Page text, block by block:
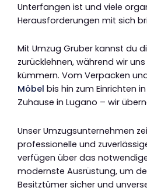
Unterfangen ist und viele
Herausforderungen mit sich
Mit Umzug Gruber kannst du
zurücklehnen, während wir
kümmern. Vom Verpacken
Möbel bis hin zum Einrichten
Zuhause in Lugano – wir
Unser Umzugsunternehmen
professionelle und
verfügen über das
modernste Ausrüstung, um
Besitztümer sicher und